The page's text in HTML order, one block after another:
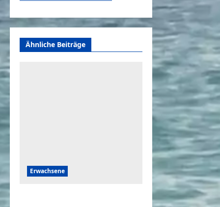
Ähnliche Beiträge
Erwachsene